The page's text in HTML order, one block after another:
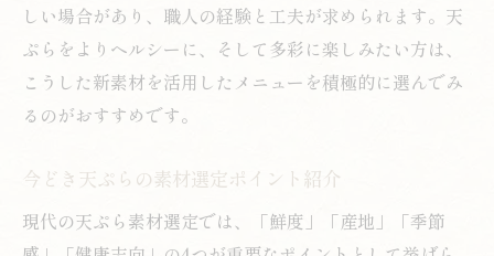
しい場合があり、職人の経験と工夫が求められます。天
ぷらをよりヘルシーに、そして多彩に楽しみたい方は、
こうした新素材を活用したメニューを積極的に選んでみ
るのがおすすめです。
今どき天ぷらの素材選定ポイント紹介
現代の天ぷら素材選定では、「鮮度」「産地」「季節